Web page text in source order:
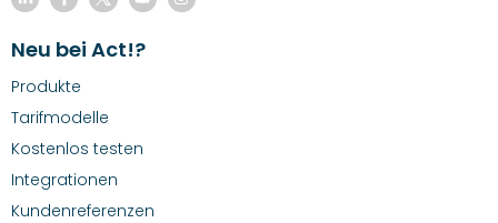
Neu bei Act!?
Produkte
Tarifmodelle
Kostenlos testen
Integrationen
Kundenreferenzen